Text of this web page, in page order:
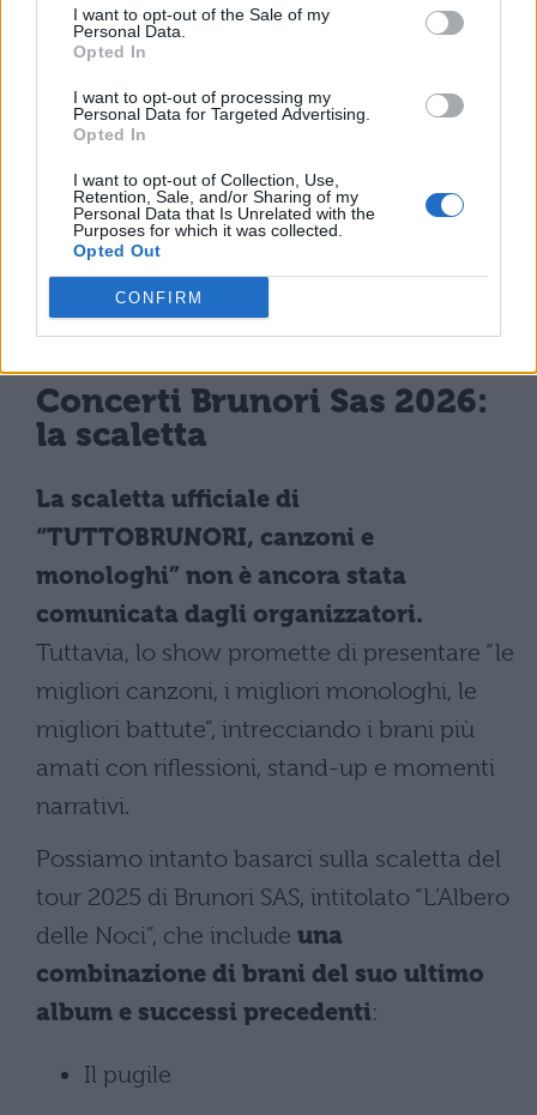
I want to opt-out of the Sale of my
Personal Data.
Opted In
I want to opt-out of processing my
Personal Data for Targeted Advertising.
Opted In
I want to opt-out of Collection, Use,
Retention, Sale, and/or Sharing of my
Personal Data that Is Unrelated with the
Purposes for which it was collected.
Opted Out
CONFIRM
italiano 2026 e della tranche europea di
dicembre, si consiglia di consultare i canali
ufficiali dell’artista e degli organizzatori.
importante verificare direttamente le
piattaforme autorizzate per
disponibilità, costi e aggiornamenti.
Si raccomanda di affidarsi
esclusivamente ai circuiti ufficiali
evitare truffe o acquisti non validi.
Concerti Brunori Sas 2026:
la scaletta
La scaletta ufficiale di
“TUTTOBRUNORI, canzoni e
monologhi” non è ancora stata
comunicata dagli organizzatori.
Tuttavia, lo show promette di presentare “le
migliori canzoni, i migliori monologhi, le
migliori battute”, intrecciando i brani più
amati con riflessioni, stand-up e momenti
narrativi.
Possiamo intanto basarci sulla scaletta del
tour 2025 di Brunori SAS, intitolato “L’Albero
delle Noci”, che include una
combinazione di brani del suo ultimo
album e successi precedenti:
Il pugile